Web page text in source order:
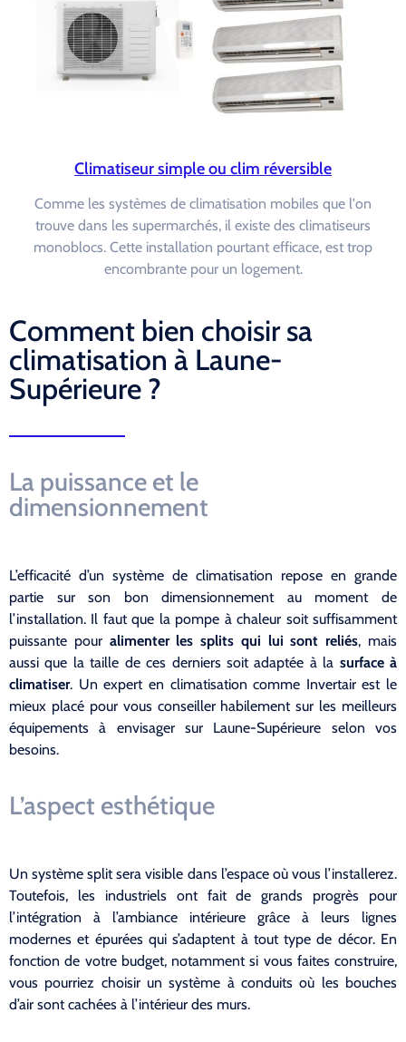
Climatiseur simple ou clim réversible
Comme les systèmes de climatisation mobiles que l'on
trouve dans les supermarchés, il existe des climatiseurs
monoblocs. Cette installation pourtant efficace, est trop
encombrante pour un logement.
Comment bien choisir sa
climatisation à Laune-
Supérieure ?
La puissance et le
dimensionnement
L’efficacité d’un système de climatisation repose en grande
partie sur son bon dimensionnement au moment de
l’installation. Il faut que la pompe à chaleur soit suffisamment
puissante pour alimenter les splits qui lui sont reliés, mais
aussi que la taille de ces derniers soit adaptée à la surface à
climatiser. Un expert en climatisation comme Invertair est le
mieux placé pour vous conseiller habilement sur les meilleurs
équipements à envisager sur Laune-Supérieure selon vos
besoins.
L’aspect esthétique
Un système split sera visible dans l’espace où vous l’installerez.
Toutefois, les industriels ont fait de grands progrès pour
l’intégration à l’ambiance intérieure grâce à leurs lignes
modernes et épurées qui s’adaptent à tout type de décor. En
fonction de votre budget, notamment si vous faites construire,
vous pourriez choisir un système à conduits où les bouches
d’air sont cachées à l’intérieur des murs.